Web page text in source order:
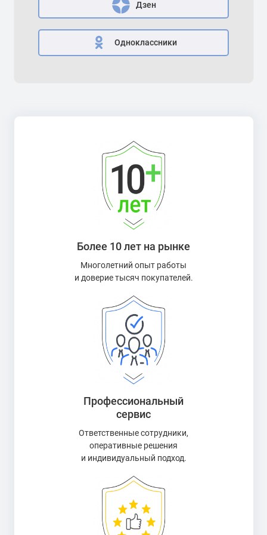
Дзен
Одноклассники
Более 10 лет на рынке
Многолетний опыт работы
и доверие тысяч покупателей.
Профессиональный
сервис
Ответственные сотрудники,
оперативные решения
и индивидуальный подход.